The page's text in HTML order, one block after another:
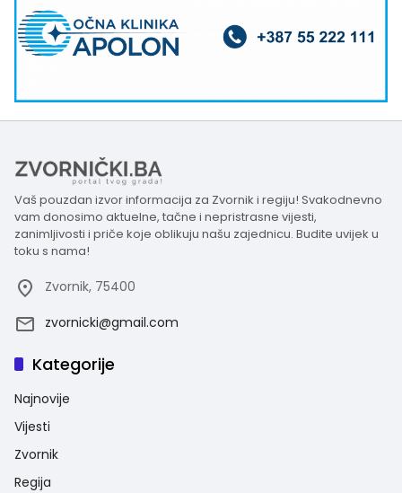
Vaš pouzdan izvor informacija za Zvornik i regiju! Svakodnevno
vam donosimo aktuelne, tačne i nepristrasne vijesti,
zanimljivosti i priče koje oblikuju našu zajednicu. Budite uvijek u
toku s nama!
Zvornik, 75400
zvornicki@gmail.com
Kategorije
Najnovije
Vijesti
Zvornik
Regija